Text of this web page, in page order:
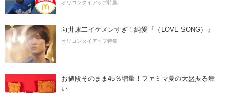
オリコンタイアップ特集
向井康二イケメンすぎ！純愛『（LOVE SONG）』
オリコンタイアップ特集
お値段そのまま45％増量！ファミマ夏の大盤振る舞
い